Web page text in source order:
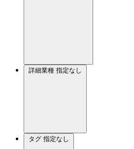
詳細業種 指定なし
タグ 指定なし